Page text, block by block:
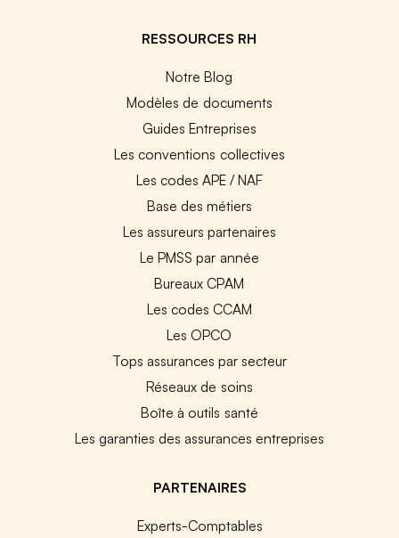
RESSOURCES RH
Notre Blog
Modèles de documents
Guides Entreprises
Les conventions collectives
Les codes APE / NAF
Base des métiers
Les assureurs partenaires
Le PMSS par année
Bureaux CPAM
Les codes CCAM
Les OPCO
Tops assurances par secteur
Réseaux de soins
Boîte à outils santé
Les garanties des assurances entreprises
PARTENAIRES
Experts-Comptables